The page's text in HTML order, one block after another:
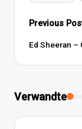
Post
Previous
Ed Sheeran –
Verwandte